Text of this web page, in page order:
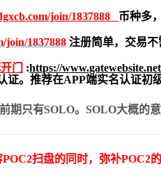
join/1837888 币种多
join/1837888 注册简单，交易不
门 :https://
证。推荐在APP端实名认证初
期只有SOLO。SOLO大概的
扫盘的同时，弥补POC2